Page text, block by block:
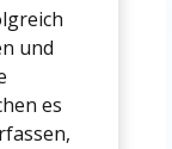
und
es